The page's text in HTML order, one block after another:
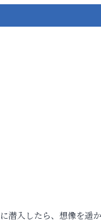
潜入したら、想像を遥